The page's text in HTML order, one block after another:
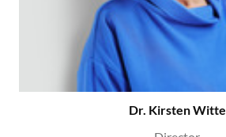
Dr. Kirsten Witte